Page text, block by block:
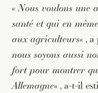
«Nous voulons une
santé et qui en
aux agriculteurs« ,
nous soyons aussi
fort pour montrer
Allemagne« , a-t-il